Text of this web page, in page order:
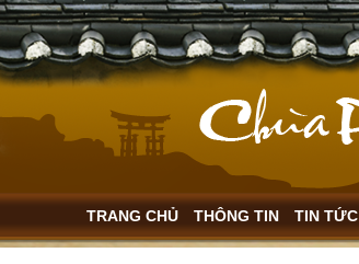
TRANG CHỦ THÔNG TIN TIN TỨC